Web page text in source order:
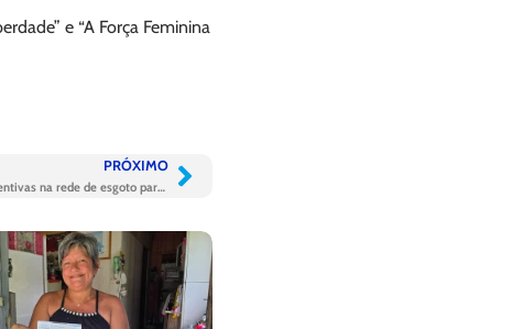
e “A Força Feminina
PRÓXIMO
Ambiental Ceará intensifica ações preventivas na rede de esgoto para períodos de chuvas